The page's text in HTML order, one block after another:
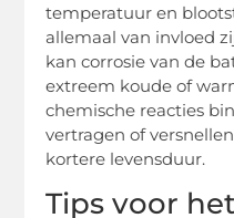
temperatuur en
allemaal van invloed
kan corrosie van de
extreem koude of
chemische reacties
vertragen of
kortere levensduur.
Tips voor